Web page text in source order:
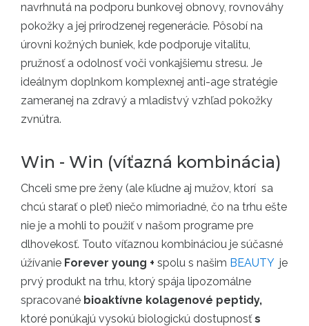
navrhnutá na podporu bunkovej obnovy, rovnováhy
pokožky a jej prirodzenej regenerácie. Pôsobí na
úrovni kožných buniek, kde podporuje vitalitu,
pružnosť a odolnosť voči vonkajšiemu stresu. Je
ideálnym doplnkom komplexnej anti-age stratégie
zameranej na zdravý a mladistvý vzhľad pokožky
zvnútra.
Win - Win (víťazná kombinácia)
Chceli sme pre ženy (ale kľudne aj mužov, ktorí sa
chcú starať o pleť) niečo mimoriadné, čo na trhu ešte
nie je a mohli to použiť v našom programe pre
dlhovekosť. Touto víťaznou kombináciou je súčasné
úžívanie Forever young + spolu s našim BEAUTYje
prvý produkt na trhu, ktorý spája lipozomálne
spracované bioaktívne kolagenové peptidy,
ktoré ponúkajú vysokú biologickú dostupnosťs